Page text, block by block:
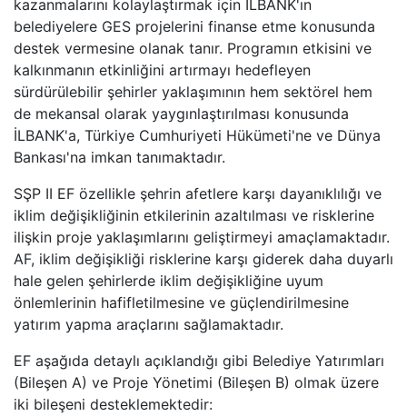
kazanmalarını kolaylaştırmak için İLBANK'ın
belediyelere GES projelerini finanse etme konusunda
destek vermesine olanak tanır. Programın etkisini ve
kalkınmanın etkinliğini artırmayı hedefleyen
sürdürülebilir şehirler yaklaşımının hem sektörel hem
de mekansal olarak yaygınlaştırılması konusunda
İLBANK'a, Türkiye Cumhuriyeti Hükümeti'ne ve Dünya
Bankası'na imkan tanımaktadır.
SŞP II EF özellikle şehrin afetlere karşı dayanıklılığı ve
iklim değişikliğinin etkilerinin azaltılması ve risklerine
ilişkin proje yaklaşımlarını geliştirmeyi amaçlamaktadır.
AF, iklim değişikliği risklerine karşı giderek daha duyarlı
hale gelen şehirlerde iklim değişikliğine uyum
önlemlerinin hafifletilmesine ve güçlendirilmesine
yatırım yapma araçlarını sağlamaktadır.
EF aşağıda detaylı açıklandığı gibi Belediye Yatırımları
(Bileşen A) ve Proje Yönetimi (Bileşen B) olmak üzere
iki bileşeni desteklemektedir: